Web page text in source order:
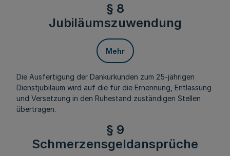
§ 8
Jubiläumszuwendung
Mehr
Die Ausfertigung der Dankurkunden zum 25-jährigen
Dienstjubiläum wird auf die für die Ernennung, Entlassung
und Versetzung in den Ruhestand zuständigen Stellen
übertragen.
§ 9
Schmerzensgeldansprüche